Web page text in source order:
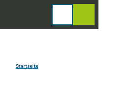
Startseite